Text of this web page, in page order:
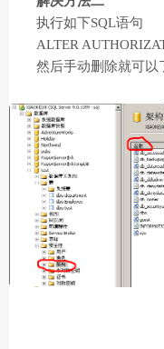
执行如下SQL语句
ALTER
然后手动删除就可以